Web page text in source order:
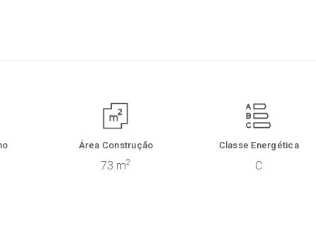
Área Construção
73 m2
Classe Energética
C